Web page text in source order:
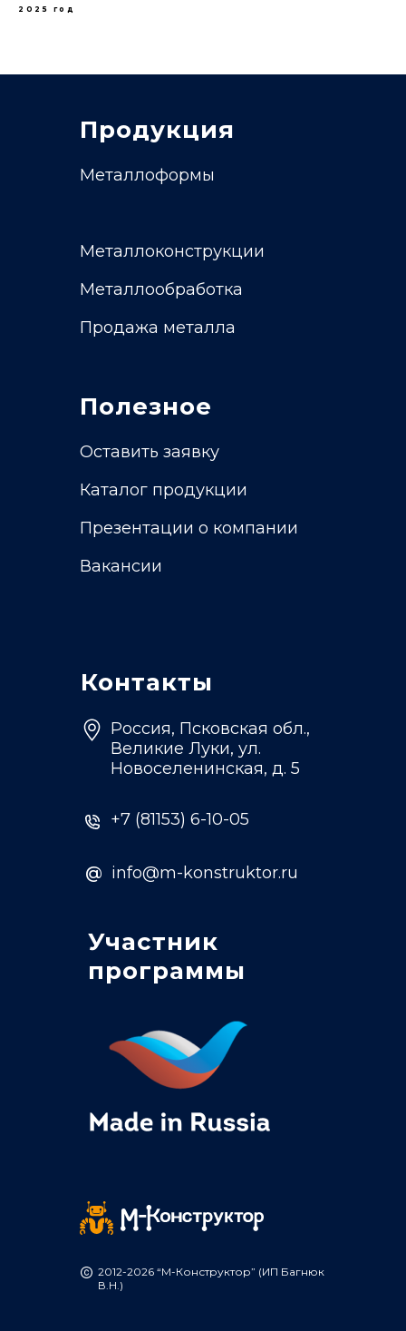
2025 год
Участник
программы
2012-2026 “М-Конструктор” (ИП Багнюк
В.Н.)
Контакты
Россия, Псковская обл.,
Великие Луки, ул.
Новоселенинская, д. 5
@ info@m-konstruktor.ru
+7 (81153) 6-10-05
Полезное
Вакансии
Презентации о компании
Продукция
Продажа металла
Металлообработка
Металлоформы
Металлоконструкции
Оставить заявку
Каталог продукции